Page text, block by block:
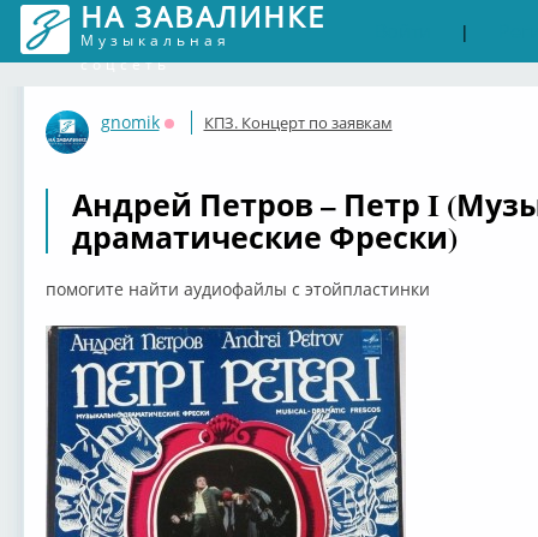
НА ЗАВАЛИНКЕ
Музыкальная
соцсеть
|
gnomik
Оффлайн
КПЗ. Концерт по заявкам
Андрей Петров – Петр I
драматические Фрески)
помогите найти аудиофайлы с этойпластинки